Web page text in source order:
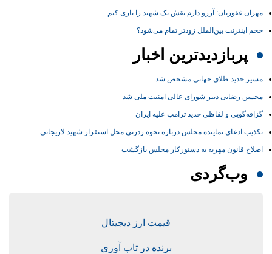
مهران غفوریان: آرزو دارم نقش یک شهید را بازی کنم
حجم اینترنت بین‌الملل زودتر تمام می‌شود؟
پربازدیدترین اخبار
مسیر جدید طلای جهانی مشخص شد
محسن رضایی دبیر شورای عالی امنیت ملی شد
گزافه‌گویی و لفاظی جدید ترامپ علیه ایران
تکذیب ادعای نماینده مجلس درباره نحوه ردزنی محل استقرار شهید لاریجانی
اصلاح قانون مهریه به دستورکار مجلس بازگشت
وب‌گردی
قیمت ارز دیجیتال
برنده در تاب آوری